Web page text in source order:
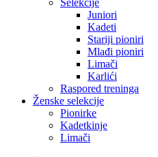
Selekcije
Juniori
Kadeti
Stariji pioniri
Mlađi pioniri
Limači
Karlići
Raspored treninga
Ženske selekcije
Pionirke
Kadetkinje
Limači